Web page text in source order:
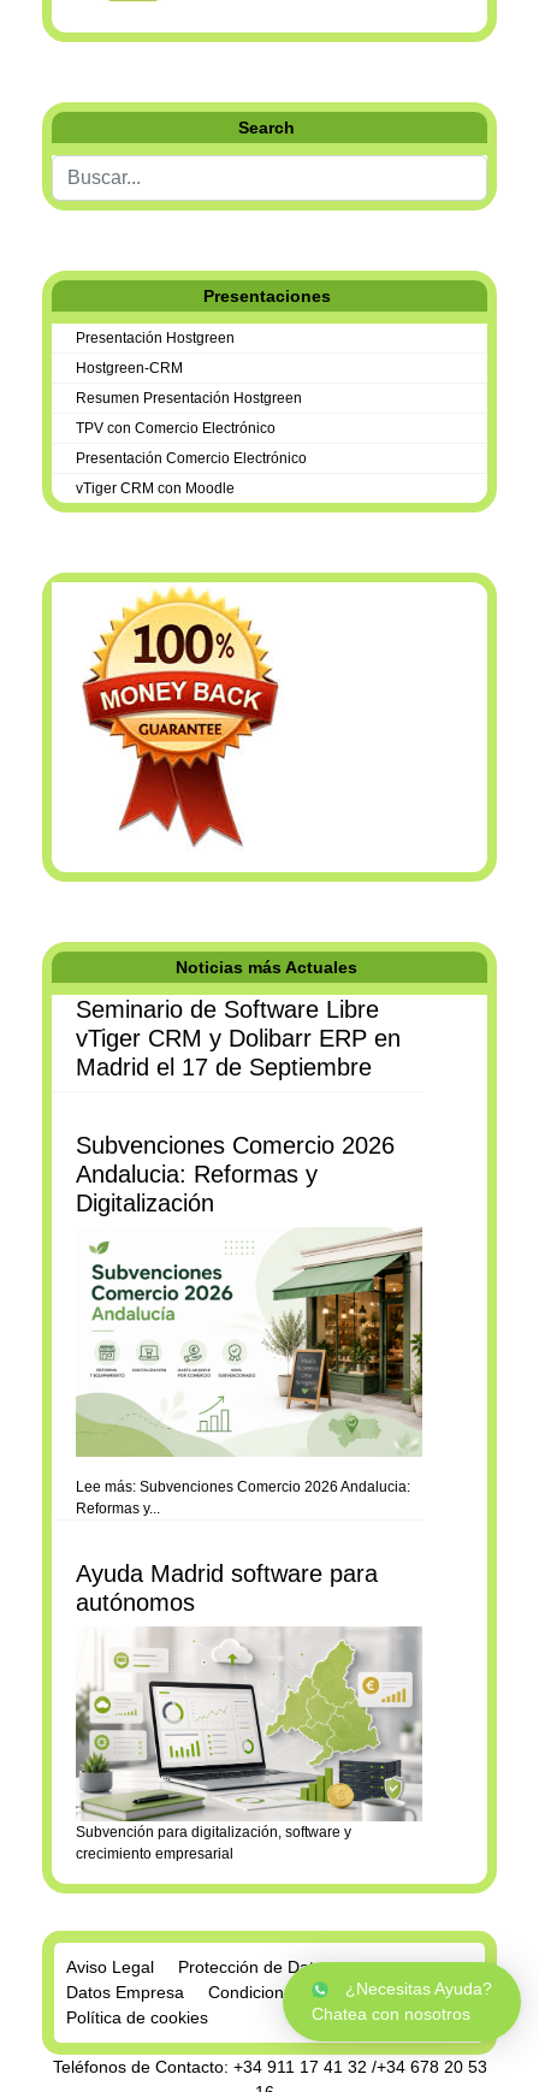
Search
Buscar...
Presentaciones
Presentación Hostgreen
Hostgreen-CRM
Resumen Presentación Hostgreen
TPV con Comercio Electrónico
Presentación Comercio Electrónico
vTiger CRM con Moodle
Noticias más Actuales
Seminario de Software Libre
vTiger CRM y Dolibarr ERP en
Madrid el 17 de Septiembre
Subvenciones Comercio 2026
Andalucia: Reformas y
Digitalización
Lee más: Subvenciones Comercio 2026 Andalucia:
Reformas y...
Ayuda Madrid software para
autónomos
Subvención para digitalización, software y
crecimiento empresarial
¿Necesitas Ayuda?
Chatea con nosotros
Aviso Legal
Protección de Datos
Datos Empresa
Condiciones de Compra
Política de cookies
Teléfonos de Contacto: +34 911 17 41 32 /+34 678 20 53